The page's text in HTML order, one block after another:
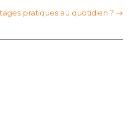
pratiques au quotidien ?